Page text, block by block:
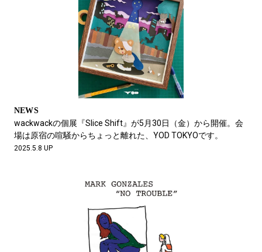
NEWS
wackwackの個展『Slice Shift』が5月30日（金）から開催。会
場は原宿の喧騒からちょっと離れた、YOD TOKYOです。
2025.5.8 UP